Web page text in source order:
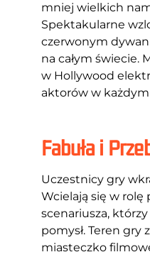
mniej wielkich
Spektakularne
czerwonym
na całym świecie.
w Hollywood
aktorów w
Fabuła i
Uczestnicy gry
Wcielają się w rolę
scenariusza,
pomysł. Teren gry
miasteczko